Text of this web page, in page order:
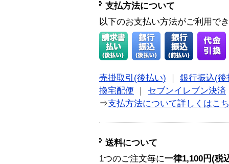
支払方法について
以下のお支払い方法がご利用で
売掛取引(後払い) ｜ 銀行振込(後
換宅配便 ｜ セブンイレブン決済
⇒支払方法について詳しくはこ
送料について
1つのご注文毎に一律1,100円(税